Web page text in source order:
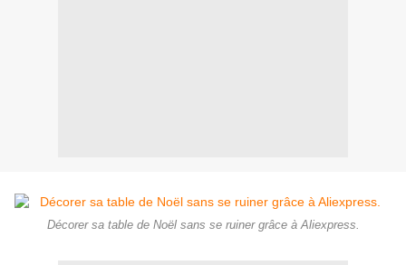
Décorer sa table de Noël sans se ruiner grâce à Aliexpress.